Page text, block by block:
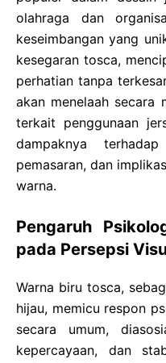
olahraga dan
keseimbangan yang
kesegaran tosca,
perhatian tanpa
akan menelaah secara
terkait penggunaan
dampaknya
pemasaran, dan
warna.
Pengaruh
pada Persepsi
Warna biru tosca,
hijau, memicu respon
secara umum,
kepercayaan, dan